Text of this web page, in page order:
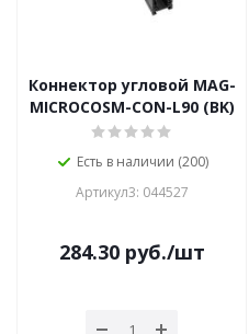
Коннектор угловой MAG-
MICROCOSM-CON-L90 (BK)
Есть в наличии (200)
Артикул3: 044527
284.30руб./шт